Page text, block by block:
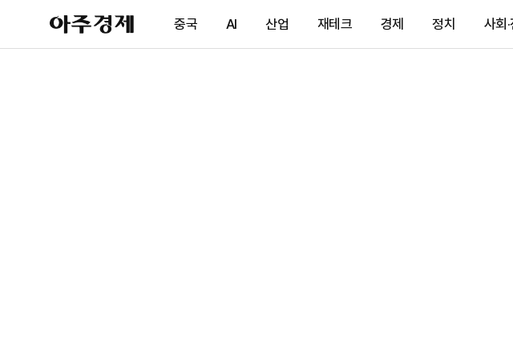
아
주
제
중국 AI 산업 재테크 경제 정치 사회